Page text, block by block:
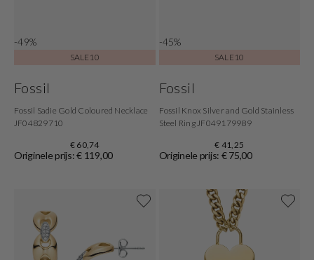
-49%
SALE10
Fossil
Fossil Sadie Gold Coloured Necklace
JF04829710
€ 60,74
Originele prijs: € 119,00
-45%
SALE10
Fossil
Fossil Knox Silver and Gold Stainless
Steel Ring JF049179989
€ 41,25
Originele prijs: € 75,00